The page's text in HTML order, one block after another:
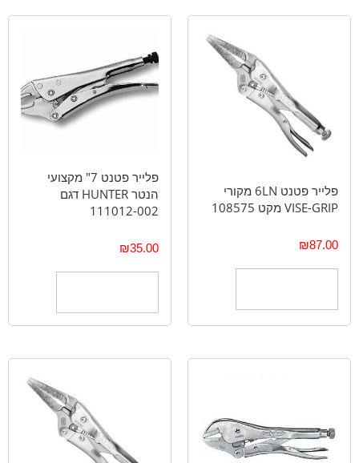
פלייר פטנט 6LN מקורי
VISE-GRIP מקט 108575
₪87.00
פלייר פטנט 7" מקצועי
הנטר HUNTER דגם
111012-002
₪35.00